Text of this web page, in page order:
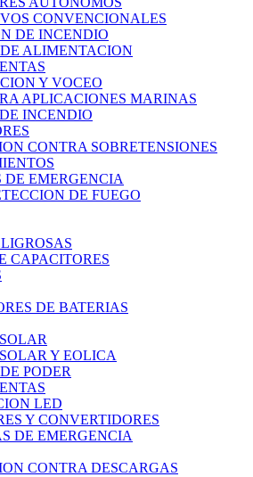
CONVENCIONALES
DE INCENDIO
ALIMENTACION
Y VOCEO
APLICACIONES MARINAS
INCENDIO
CONTRA SOBRETENSIONES
DE EMERGENCIA
DE FUEGO
CAPACITORES
DE BATERIAS
Y EOLICA
PODER
LED
Y CONVERTIDORES
DE EMERGENCIA
CONTRA DESCARGAS